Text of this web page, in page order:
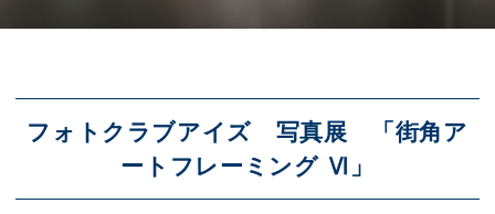
フォトクラブアイズ 写真展 「街角ア
ートフレーミング Ⅵ」
アクセス
ブログ